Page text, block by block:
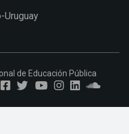
Uruguay
de Educación Pública